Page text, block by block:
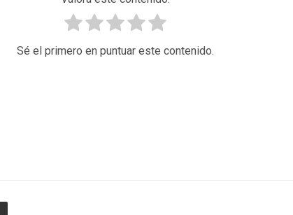
Sé el primero en puntuar este contenido.